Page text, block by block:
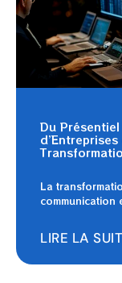
Du
La
communication
LIRE LA